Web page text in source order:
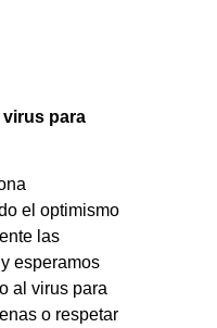
virus para
el optimismo
las
esperamos
al virus para
o respetar